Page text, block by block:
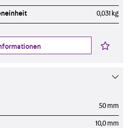
0,031 kg
50 mm
10,0 mm